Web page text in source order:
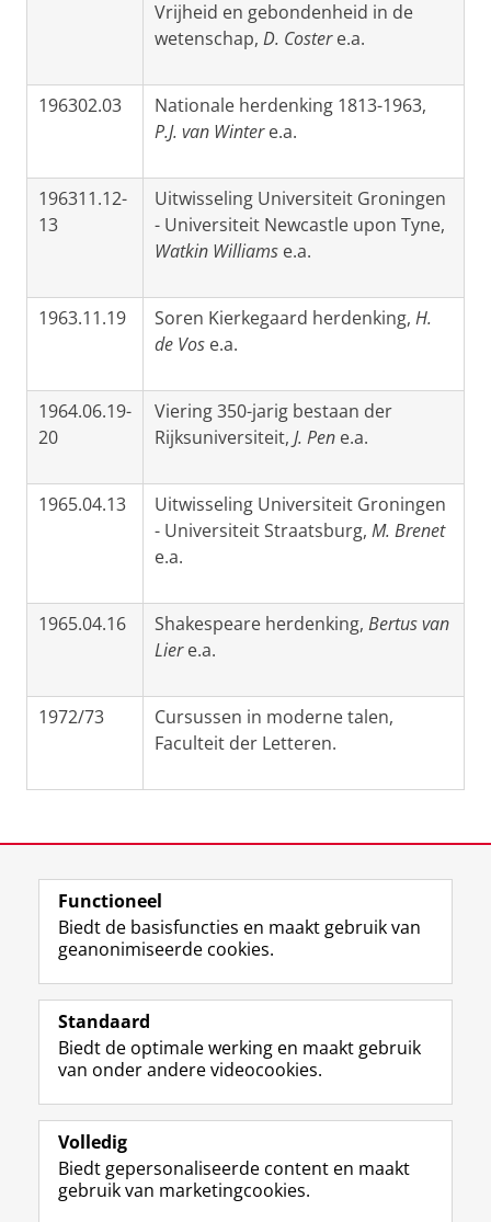
Vrijheid en gebondenheid in de
wetenschap, D. Costere.a.
196302.03
Nationale herdenking 1813-1963,
P.J. van Wintere.a.
196311.12-
13
Uitwisseling Universiteit Groningen
- Universiteit Newcastle upon Tyne,
Watkin Williams e.a.
1963.11.19 Soren Kierkegaard herdenking, H.
de Vos e.a.
1964.06.19-
20
Viering 350-jarig bestaan der
Rijksuniversiteit, J. Pen e.a.
1965.04.13
Uitwisseling Universiteit Groningen
- Universiteit Straatsburg, M. Brenet
e.a.
1965.04.16 Shakespeare herdenking, Bertus van
Liere.a.
1972/73
Cursussen in moderne talen,
Faculteit der Letteren.
Laatst gewijzigd: 12 juni 2025 13:37
Volg ons op
M
a
t
o
o
p
r
I
n
t
r
m
De UB voor medewerkers
Praktisch
Over de UB
Functioneel
Biedt de basisfuncties en maakt gebruik van
geanonimiseerde cookies.
Standaard
Biedt de optimale werking en maakt gebruik
van onder andere videocookies.
Volledig
Biedt gepersonaliseerde content en maakt
gebruik van marketingcookies.